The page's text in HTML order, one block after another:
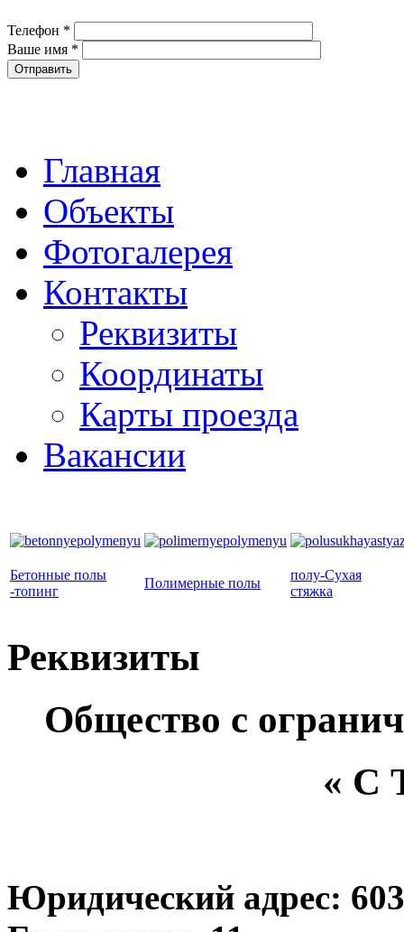
Телефон *
Ваше имя *
Главная
Объекты
Фотогалерея
Контакты
Реквизиты
Координаты
Карты проезда
Вакансии
Бетонные полы
-топинг
Полимерные полы
полу-Сухая
стяжка
Реквизиты
Общество с
« С
Юридический адрес: